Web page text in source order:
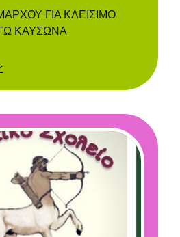
ΓΙΑ ΚΛΕΙΣΙΜΟ
ΚΑΥΣΩΝΑ